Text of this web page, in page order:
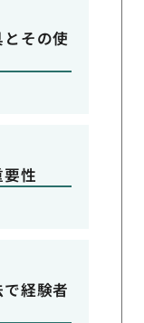
その使
性
経験者